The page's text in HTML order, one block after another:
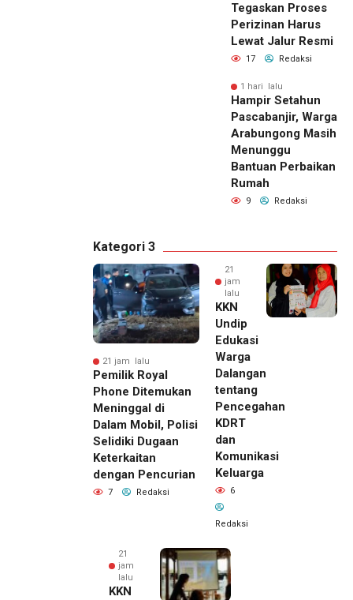
Tegaskan Proses
Perizinan Harus
Lewat Jalur Resmi
17 Redaksi
1 hari lalu
Hampir Setahun
Pascabanjir, Warga
Arabungong Masih
Menunggu
Bantuan Perbaikan
Rumah
9 Redaksi
Kategori 3
21 jam lalu
Pemilik Royal
Phone Ditemukan
Meninggal di
Dalam Mobil, Polisi
Selidiki Dugaan
Keterkaitan
dengan Pencurian
7 Redaksi
21
jam
lalu
KKN
Undip
Edukasi
Warga
Dalangan
tentang
Pencegahan
KDRT
dan
Komunikasi
Keluarga
6
Redaksi
21
jam
lalu
KKN